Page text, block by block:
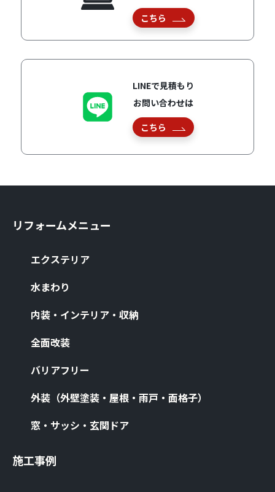
こちら
LINEで見積もり
お問い合わせは
こちら
リフォームメニュー
エクステリア
⽔まわり
内装・インテリア・収納
全⾯改装
バリアフリー
外装（外壁塗装・屋根・⾬⼾・⾯格⼦）
窓・サッシ・⽞関ドア
施⼯事例